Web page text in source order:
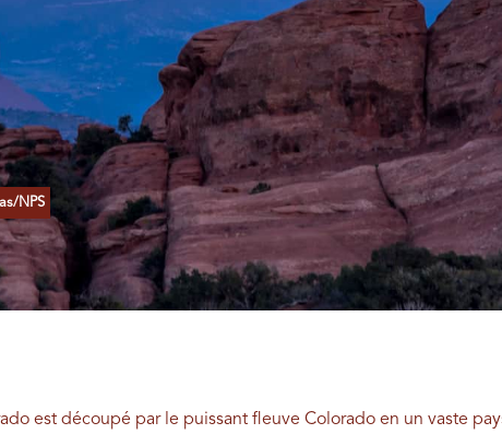
NPS
est découpé par le puissant fleuve Colorado en un vaste